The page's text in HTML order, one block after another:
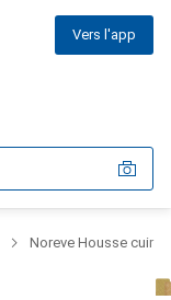
Vers l'app
Noreve Housse cuir